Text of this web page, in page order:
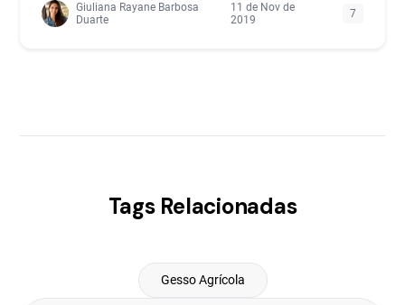
Giuliana Rayane Barbosa
Duarte
11 de Nov de
2019
7
Tags Relacionadas
Gesso Agrícola